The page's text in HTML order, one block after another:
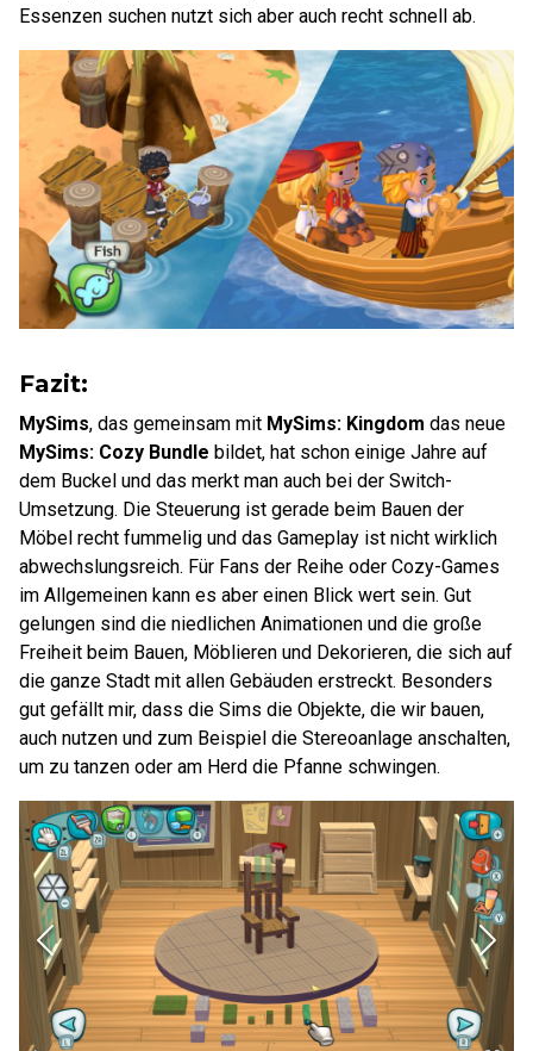
Essenzen suchen nutzt sich aber auch recht schnell ab.
Fazit:
MySims, das gemeinsam mit MySims: Kingdom das neue
MySims: Cozy Bundle bildet, hat schon einige Jahre auf
dem Buckel und das merkt man auch bei der Switch-
Umsetzung. Die Steuerung ist gerade beim Bauen der
Möbel recht fummelig und das Gameplay ist nicht wirklich
abwechslungsreich. Für Fans der Reihe oder Cozy-Games
im Allgemeinen kann es aber einen Blick wert sein. Gut
gelungen sind die niedlichen Animationen und die große
Freiheit beim Bauen, Möblieren und Dekorieren, die sich auf
die ganze Stadt mit allen Gebäuden erstreckt. Besonders
gut gefällt mir, dass die Sims die Objekte, die wir bauen,
auch nutzen und zum Beispiel die Stereoanlage anschalten,
um zu tanzen oder am Herd die Pfanne schwingen.